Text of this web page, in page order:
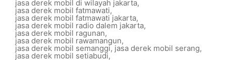
jasa derek mobil di wilayah jakarta,
jasa derek mobil fatmawati,
jasa derek mobil fatmawati jakarta,
jasa derek mobil radio dalem jakarta,
jasa derek mobil ragunan,
jasa derek mobil rawamangun,
jasa derek mobil semanggi, jasa derek mobil serang,
jasa derek mobil setiabudi,